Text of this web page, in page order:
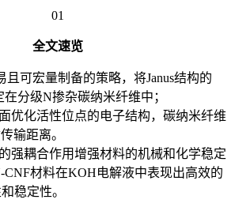
01
全文速览
且可宏量制备的策略，将Janus结构的
分级N掺杂碳纳米纤维中；
优化活性位点的电子结构，碳纳米纤维
输距离。
强耦合作用增强材料的机械和化学稳定
CNF材料在KOH电解液中表现出高效的
稳定性。